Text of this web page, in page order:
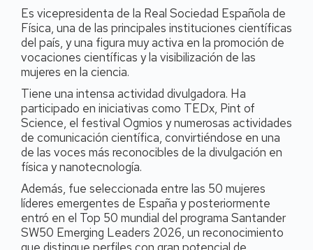
Es vicepresidenta de la Real Sociedad Española de
Física, una de las principales instituciones científicas
del país, y una figura muy activa en la promoción de
vocaciones científicas y la visibilización de las
mujeres en la ciencia.
Tiene una intensa actividad divulgadora. Ha
participado en iniciativas como TEDx, Pint of
Science, el festival Ogmios y numerosas actividades
de comunicación científica, convirtiéndose en una
de las voces más reconocibles de la divulgación en
física y nanotecnología.
Además, fue seleccionada entre las 50 mujeres
líderes emergentes de España y posteriormente
entró en el Top 50 mundial del programa Santander
SW50 Emerging Leaders 2026, un reconocimiento
que distingue perfiles con gran potencial de